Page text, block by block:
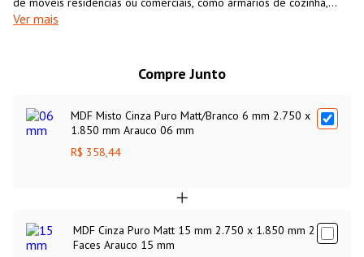
closets, revestimento de paredes, entre outros. É um material
ecológicamente sustentável, fabricado 100% com madeira de
florestas cultivadas para essa finalidade.
Ver mais
Compre Junto
MDF Misto Cinza Puro Matt/Branco 6 mm 2.750 x
1.850 mm Arauco 06 mm
R$ 358,44
MDF Cinza Puro Matt 15 mm 2.750 x 1.850 mm 2
Faces Arauco 15 mm